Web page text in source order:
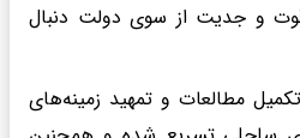
و جدیت از سوی دولت دنبال
مطالعات و تمهید زمینه‌های